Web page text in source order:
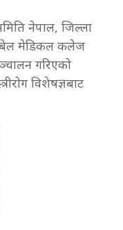
नेपाल, जिल्ला
मेडिकल कलेज
गरिएको
विशेषज्ञबाट